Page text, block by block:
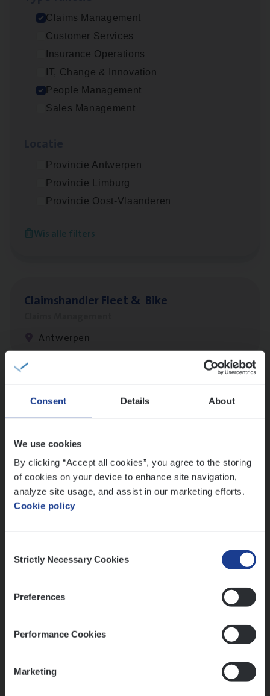
Consent Details About
We use cookies
By clicking “Accept all cookies”, you agree to the storing
of cookies on your device to enhance site navigation,
analyze site usage, and assist in our marketing efforts.
Cookie policy
Selection
Strictly Necessary Cookies
Preferences
Performance Cookies
Marketing
Claims Management
Customer Services
Insurance Operations
IT, Change & Innovation
People Management
Sales Management
Provincie Antwerpen
Provincie Limburg
Provincie Oost-Vlaanderen
Wis alle filters
Scha­de­be­heer­der verzekeringen
Claims Management
Sint-Niklaas/Temse
Busi­ness Mana­ger Mari­ne Cargo
Scha­de Expert Fleet
Antwerpen
Claims­hand­ler Fleet& Bike
Antwerpen
Lees onze verhalen
Meer dan collega’s: hoe Julie en Aurélie elkaar
Mathias houdt van diepgaande dossiers én droge
humor
Thalia zoekt graag oplossingen, in games én op het
werk
Ons sollicitatieproces